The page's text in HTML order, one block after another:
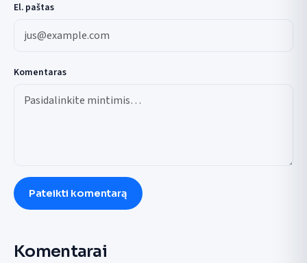
El. paštas
Komentaras
Pateikti komentarą
Komentarai